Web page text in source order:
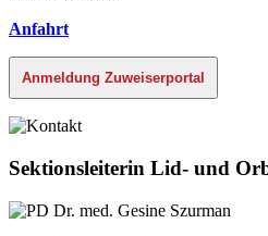
Anfahrt
Anmeldung Zuweiserportal
Sektionsleiterin Lid- und